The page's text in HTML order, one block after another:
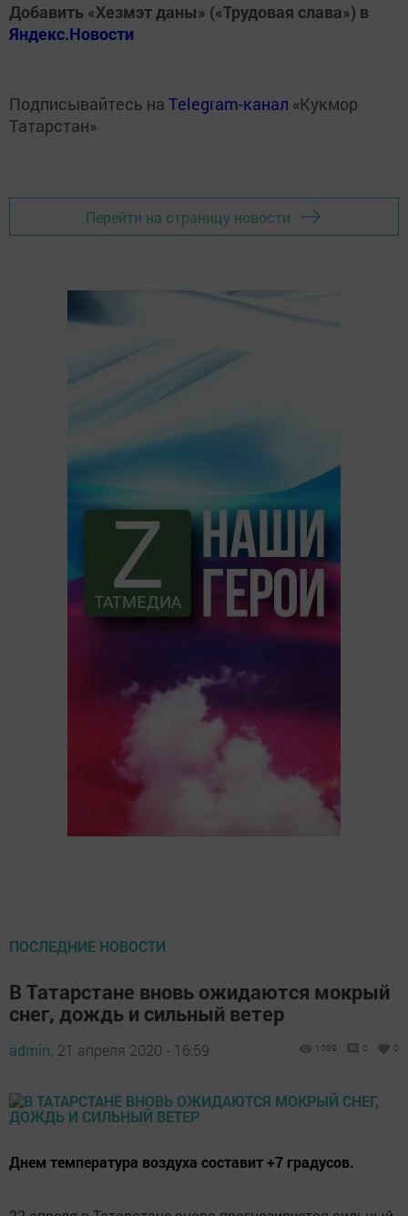
Добавить «Хезмэт даны» («Трудовая слава») в
Яндекс.Новости
Подписывайтесь на Telegram-канал «Кукмор
Татарстан»
Перейти на страницу новости
ПОСЛЕДНИЕ НОВОСТИ
В Татарстане вновь ожидаются мокрый
снег, дождь и сильный ветер
admin, 21 апреля 2020 - 16:59 1089 0 0
Днем температура воздуха составит +7 градусов.